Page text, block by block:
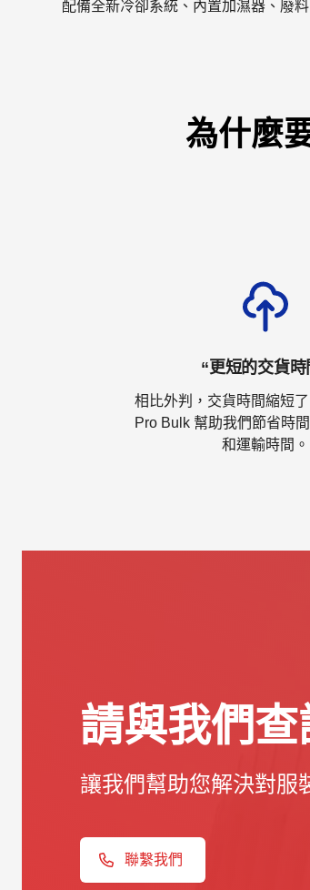
配備全新冷卻系統、內置加濕器、廢
為什麼
“更短的交貨時
相比外判，交貨時間縮短
Pro Bulk 幫助我們節省時
和運輸時間。
請與我們查
讓我們幫助您解決對服
聯繫我們